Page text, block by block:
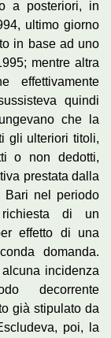
a posteriori, in
ultimo giorno
in base ad uno
mentre altra
effettivamente
quindi
che la
gli ulteriori titoli,
o non dedotti,
prestata dalla
Bari nel periodo
di un
effetto di una
domanda.
incidenza
decorrente
già stipulato da
poi, la